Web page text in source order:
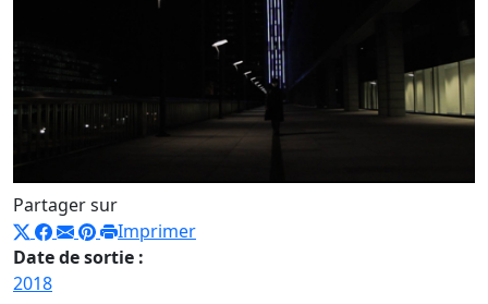
Partager sur
Imprimer
Date de sortie :
2018